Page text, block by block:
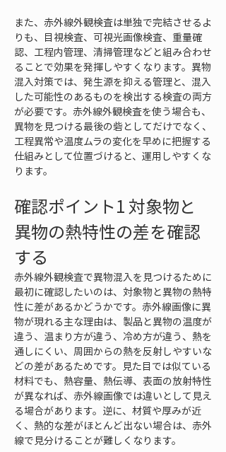
また、赤外線外観検査は単独で完結させるよ
りも、目視検査、可視光画像検査、重量確
認、工程内管理、清掃管理などと組み合わせ
ることで効果を発揮しやすくなります。異物
混入対策では、発生源を抑える管理と、混入
した可能性のあるものを検出する検査の両方
が必要です。赤外線外観検査を使う場合も、
異物を見つける最後の砦としてだけでなく、
工程異常や温度ムラの変化を早めに把握する
仕組みとして位置づけると、運用しやすくな
ります。
確認ポイント1 対象物と
異物の熱特性の差を確認
する
赤外線外観検査で異物混入を見つけるために
最初に確認したいのは、対象物と異物の熱特
性に差があるかどうかです。赤外線画像に異
物が現れる主な理由は、製品と異物の温度が
違う、温まり方が違う、冷め方が違う、熱を
通しにくい、周囲からの熱を反射しやすいな
どの差があるためです。見た目では似ている
材料でも、熱容量、熱伝導、表面の放射特性
が異なれば、赤外線画像では違いとして見え
る場合があります。逆に、材質や厚みが近
く、熱的な差がほとんど出ない場合は、赤外
線で見分けることが難しくなります。